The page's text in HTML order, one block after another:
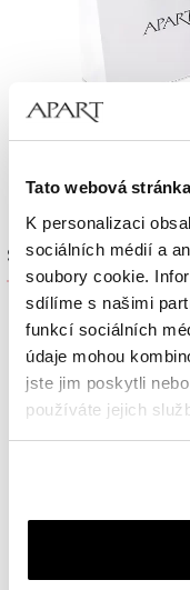
Tato webová
K personalizaci
sociálních médií a
soubory cookie.
sdílíme s našimi
funkcí sociálních
údaje mohou
jste jim poskytli
používáte jejich
Sada výrobků